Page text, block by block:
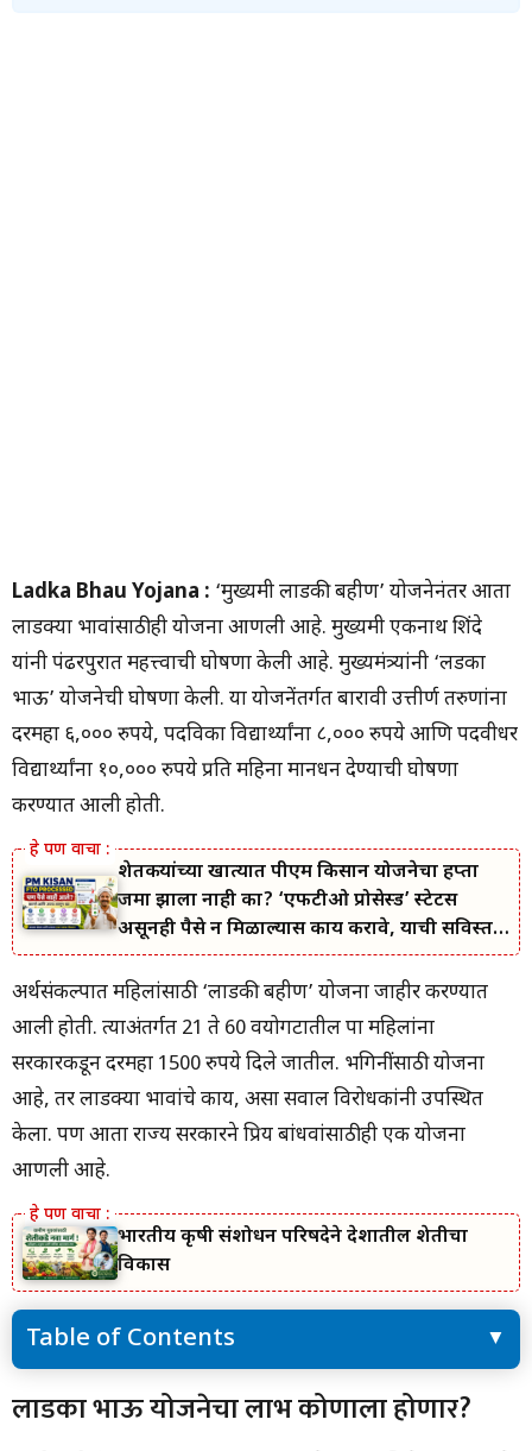
Ladka Bhau Yojana : ‘मुख्यमंत्री लाडकी बहीण’ योजनेनंतर आता
लाडक्या भावांसाठीही योजना आणली आहे. मुख्यमंत्री एकनाथ शिंदे
यांनी पंढरपुरात महत्त्वाची घोषणा केली आहे. मुख्यमंत्र्यांनी ‘लडका
भाऊ’ योजनेची घोषणा केली. या योजनेंतर्गत बारावी उत्तीर्ण तरुणांना
दरमहा ६,००० रुपये, पदविका विद्यार्थ्यांना ८,००० रुपये आणि पदवीधर
विद्यार्थ्यांना १०,००० रुपये प्रति महिना मानधन देण्याची घोषणा
करण्यात आली होती.
शेतकऱ्यांच्या खात्यात पीएम किसान योजनेचा हप्ता
जमा झाला नाही का? ‘एफटीओ प्रोसेस्ड’ स्टेटस
असूनही पैसे न मिळाल्यास काय करावे, याची सविस्तर
माहिती जाणून घ्या.
अर्थसंकल्पात महिलांसाठी ‘लाडकी बहीण’ योजना जाहीर करण्यात
आली होती. त्याअंतर्गत 21 ते 60 वयोगटातील पात्र महिलांना
सरकारकडून दरमहा 1500 रुपये दिले जातील. भगिनींसाठी योजना
आहे, तर लाडक्या भावांचे काय, असा सवाल विरोधकांनी उपस्थित
केला. पण आता राज्य सरकारने प्रिय बांधवांसाठीही एक योजना
आणली आहे.
भारतीय कृषी संशोधन परिषदेने देशातील शेतीचा
विकास
Table of Contents
लाडका भाऊ योजनेचा लाभ कोणाला होणार?
मुख्यमंत्री तीर्थ दर्शन योजनेअंतर्गत घडणार फ्री मध्ये संपूर्ण तीर्थयात्रा,शासन निर्णय
लाडका भाऊ योजनेचा लाभ कोणाला होणार?